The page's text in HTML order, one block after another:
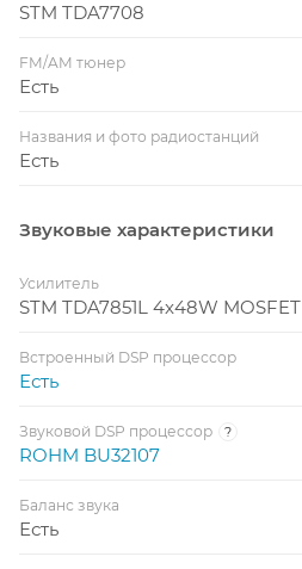
STM TDA7708
FM/AM тюнер
Есть
Названия и фото радиостанций
Есть
Звуковые характеристики
Усилитель
STM TDA7851L 4x48W MOSFET
Встроенный DSP процессор
Есть
Звуковой DSP процессор ?
ROHM BU32107
Баланс звука
Есть